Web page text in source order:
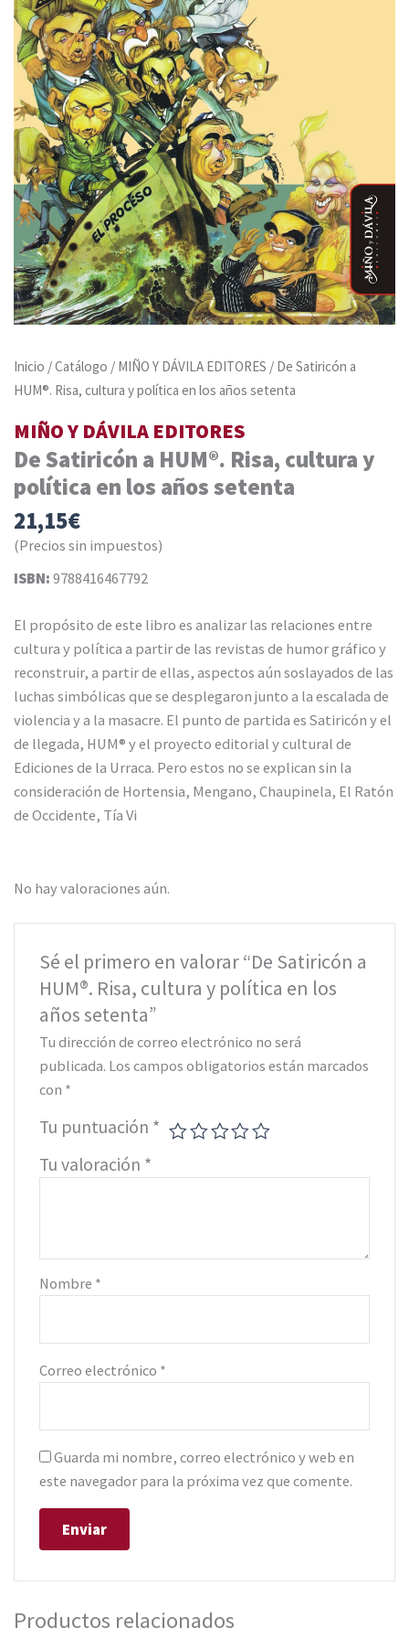
Inicio /Catálogo / MIÑO Y DÁVILA EDITORES / De Satiricón a
HUM®. Risa, cultura y política en los años setenta
MIÑO Y DÁVILA EDITORES
De Satiricón a HUM®. Risa, cultura y
política en los años setenta
21,15€
(Precios sin impuestos)
ISBN: 9788416467792
El propósito de este libro es analizar las relaciones entre
cultura y política a partir de las revistas de humor gráfico y
reconstruir, a partir de ellas, aspectos aún soslayados de las
luchas simbólicas que se desplegaron junto a la escalada de
violencia y a la masacre. El punto de partida es Satiricón y el
de llegada, HUM® y el proyecto editorial y cultural de
Ediciones de la Urraca. Pero estos no se explican sin la
consideración de Hortensia, Mengano, Chaupinela, El Ratón
de Occidente, Tía Vi
No hay valoraciones aún.
Sé el primero en valorar “De Satiricón a
HUM®. Risa, cultura y política en los
años setenta”
Tu dirección de correo electrónico no será
publicada. Los campos obligatorios están marcados
con *
Tu puntuación *
Tu valoración *
Nombre *
Correo electrónico *
Guarda mi nombre, correo electrónico y web en
este navegador para la próxima vez que comente.
Productos relacionados